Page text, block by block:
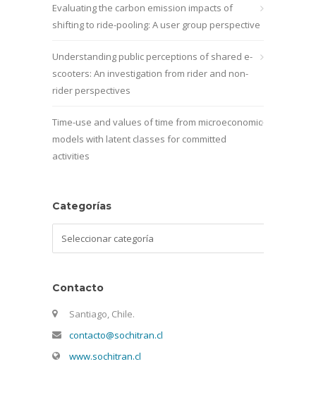
Evaluating the carbon emission impacts of
shifting to ride-pooling: A user group perspective
Understanding public perceptions of shared e-
scooters: An investigation from rider and non-
rider perspectives
Time-use and values of time from microeconomic
models with latent classes for committed
activities
Categorías
Contacto
Santiago, Chile.
contacto@sochitran.cl
www.sochitran.cl